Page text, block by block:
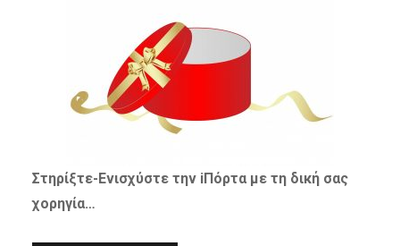
Στηρίξτε-Ενισχύστετην iΠόρτα με τη δική σας
χορηγία…